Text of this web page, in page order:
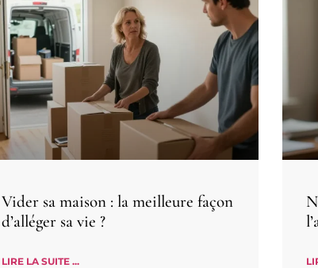
Vider sa maison : la meilleure façon
d’alléger sa vie ?
LIRE LA SUITE ...